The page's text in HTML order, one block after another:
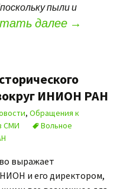
пыли и
далее →
ИНИОН РАН
, Обращения к
СМИ
Вольное
выражает
и его директором,